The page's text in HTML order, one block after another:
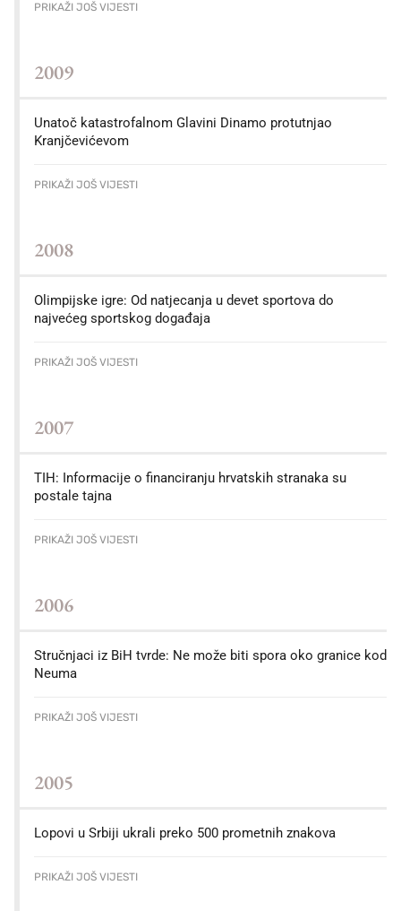
PRIKAŽI JOŠ VIJESTI
2009
Unatoč katastrofalnom Glavini Dinamo protutnjao
Kranjčevićevom
PRIKAŽI JOŠ VIJESTI
2008
Olimpijske igre: Od natjecanja u devet sportova do
najvećeg sportskog događaja
PRIKAŽI JOŠ VIJESTI
2007
TIH: Informacije o financiranju hrvatskih stranaka su
postale tajna
PRIKAŽI JOŠ VIJESTI
2006
Stručnjaci iz BiH tvrde: Ne može biti spora oko granice kod
Neuma
PRIKAŽI JOŠ VIJESTI
2005
Lopovi u Srbiji ukrali preko 500 prometnih znakova
PRIKAŽI JOŠ VIJESTI